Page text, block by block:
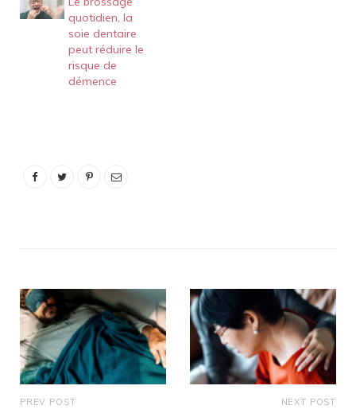
quotidien, la
soie dentaire
peut réduire le
risque de
démence
PREV POST NEXT POST